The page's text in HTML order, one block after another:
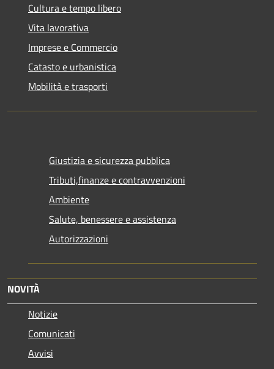
Cultura e tempo libero
Vita lavorativa
Imprese e Commercio
Catasto e urbanistica
Mobilità e trasporti
Giustizia e sicurezza pubblica
Tributi,finanze e contravvenzioni
Ambiente
Salute, benessere e assistenza
Autorizzazioni
NOVITÀ
Notizie
Comunicati
Avvisi